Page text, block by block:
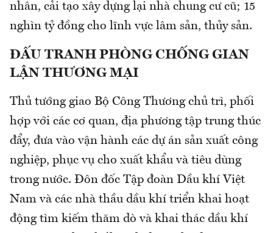
nhân, cải tạo xây dựng lại nhà chung cư cũ; 15
nghìn tỷ đồng cho lĩnh vực lâm sản, thủy sản.
ĐẤU TRANH PHÒNG CHỐNG GIAN
LẬN THƯƠNG MẠI
Thủ tướng giao Bộ Công Thương chủ trì, phối
hợp với các cơ quan, địa phương tập trung thúc
đẩy, đưa vào vận hành các dự án sản xuất công
nghiệp, phục vụ cho xuất khẩu và tiêu dùng
trong nước. Đôn đốc Tập đoàn Dầu khí Việt
Nam và các nhà thầu dầu khí triển khai hoạt
động tìm kiếm thăm dò và khai thác dầu khí